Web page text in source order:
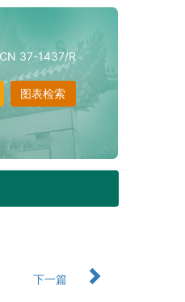
37-1437/R
图表检索
下一篇